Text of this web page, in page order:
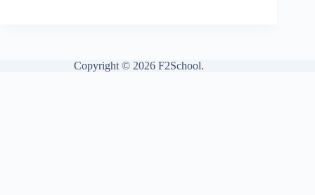
Copyright © 2026 F2School.